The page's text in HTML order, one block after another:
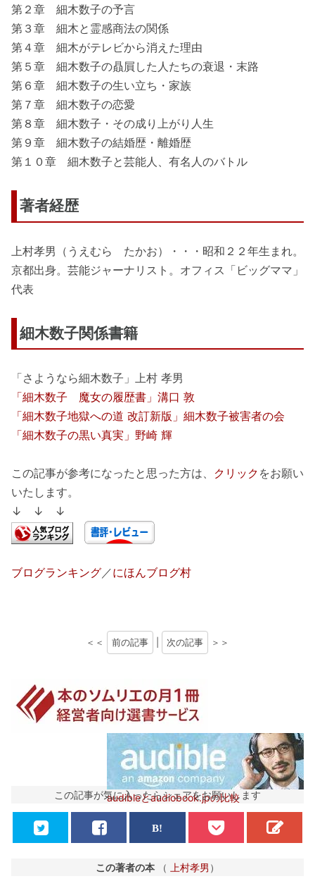
第２章 細木数子の予言
第３章 細木と霊感商法の関係
第４章 細木がテレビから消えた理由
第５章 細木数子の贔屓した人たちの衰退・末路
第６章 細木数子の生い立ち・家族
第７章 細木数子の恋愛
第８章 細木数子・その成り上がり人生
第９章 細木数子の結婚歴・離婚歴
第１０章 細木数子と芸能人、有名人のバトル
著者経歴
上村孝男（うえむら たかお）・・・昭和２２年生まれ。
京都出身。芸能ジャーナリスト。オフィス「ビッグママ」
代表
細木数子関係書籍
「さようなら細木数子」上村 孝男
「細木数子 魔女の履歴書」溝口 敦
「細木数子地獄への道 改訂新版」細木数子被害者の会
「細木数子の黒い真実」野崎 輝
この記事が参考になったと思った方は、 クリック をお願い
いたします。
↓ ↓ ↓
ブログランキング ／にほんブログ村
＜＜ 前の記事 次の記事 ＞＞
audibleとaudiobook.jpの比較
この記事が気に入ったらシェアをお願いします
この著者の本 （ 上村孝男 ）